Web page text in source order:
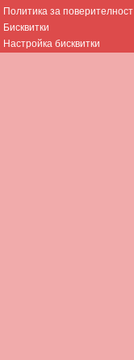
Политика за поверителност
Бисквитки
Настройка бисквитки